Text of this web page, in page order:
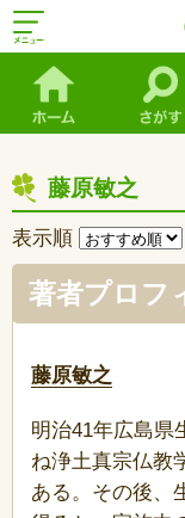
藤原敏之
表示順
著者プロフ
藤原敏之
明治41年広島県
ね浄土真宗仏教
ある。その後、